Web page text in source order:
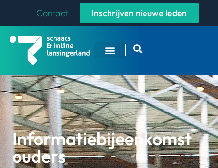
Inschrijven nieuwe leden
Contact
Informatiebijeenkomst
ouders